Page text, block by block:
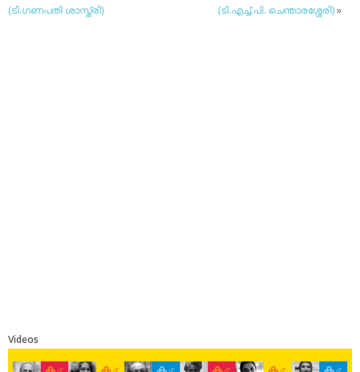
(ടി.ഗണപതി ശാസ്ത്രി)
(ടി.എച്ച്.പി. ചെന്താരശ്ശേരി)»
Videos